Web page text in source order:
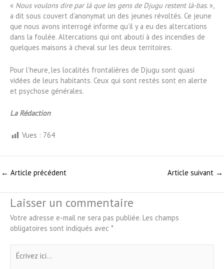
« Nous voulons dire par là que les gens de Djugu restent là-bas. »,
a dit sous couvert d’anonymat un des jeunes révoltés. Ce jeune
que nous avons interrogé informe qu’il y a eu des altercations
dans la foulée. Altercations qui ont abouti à des incendies de
quelques maisons à cheval sur les deux territoires.
Pour l’heure, les localités frontalières de Djugu sont quasi
vidées de leurs habitants. Ceux qui sont restés sont en alerte
et psychose générales.
La Rédaction
Vues : 764
← Article précédent Article suivant →
Laisser un commentaire
Votre adresse e-mail ne sera pas publiée. Les champs
obligatoires sont indiqués avec *
Écrivez
ici…